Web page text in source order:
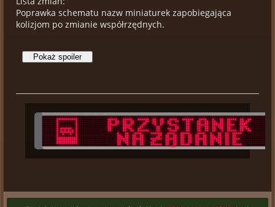
Poprawka schematu nazw miniaturek zapobiegająca
kolizjom po zmianie współrzędnych.